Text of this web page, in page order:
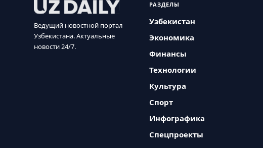
Ведущий новостной портал
Узбекистана. Актуальные
новости 24/7.
РАЗДЕЛЫ
Узбекистан
Экономика
Финансы
Технологии
Культура
Спорт
Инфографика
Спецпроекты